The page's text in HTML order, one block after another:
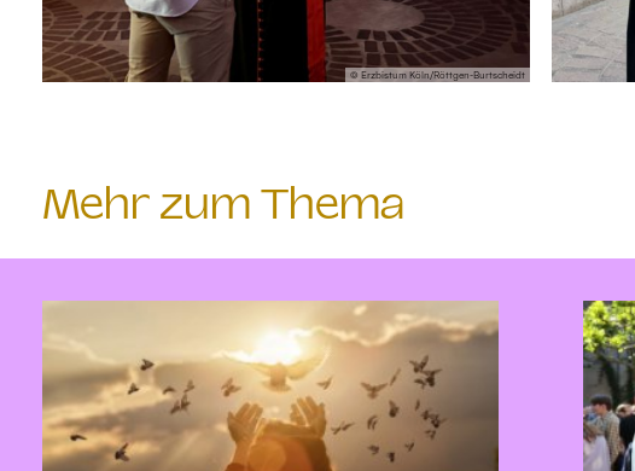
© Erzbistum Köln/Röttgen-Burtscheidt
Mehr zum Thema